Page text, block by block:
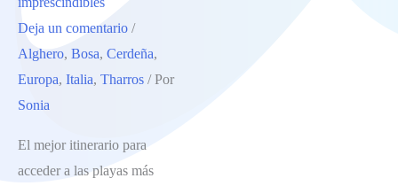
SICILIA:
LOS
GASTOS
DE
VIAJE
Deja un comentario /
Alghero, Bosa, Cerdeña,
Europa, Italia, Tharros / Por
Sonia
El mejor itinerario para
acceder a las playas más